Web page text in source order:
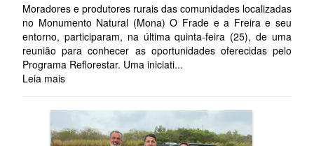
Moradores e produtores rurais das comunidades localizadas
no Monumento Natural (Mona) O Frade e a Freira e seu
entorno, participaram, na última quinta-feira (25), de uma
reunião para conhecer as oportunidades oferecidas pelo
Programa Reflorestar. Uma iniciati...
Leia mais